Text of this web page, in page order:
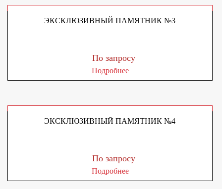
ЭКСКЛЮЗИВНЫЙ ПАМЯТНИК №3
По запросу
Подробнее
ЭКСКЛЮЗИВНЫЙ ПАМЯТНИК №4
По запросу
Подробнее